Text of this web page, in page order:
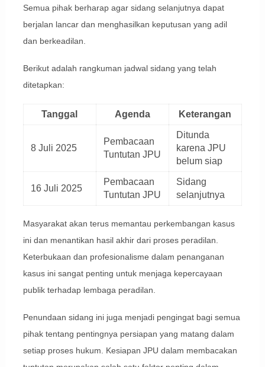
Semua pihak berharap agar sidang selanjutnya dapat
berjalan lancar dan menghasilkan keputusan yang adil
dan berkeadilan.
Berikut adalah rangkuman jadwal sidang yang telah
ditetapkan:
Tanggal Agenda Keterangan
8 Juli 2025
Pembacaan
Tuntutan JPU
Ditunda
karena JPU
belum siap
16 Juli 2025
Pembacaan
Tuntutan JPU
Sidang
selanjutnya
Masyarakat akan terus memantau perkembangan kasus
ini dan menantikan hasil akhir dari proses peradilan.
Keterbukaan dan profesionalisme dalam penanganan
kasus ini sangat penting untuk menjaga kepercayaan
publik terhadap lembaga peradilan.
Penundaan sidang ini juga menjadi pengingat bagi semua
pihak tentang pentingnya persiapan yang matang dalam
setiap proses hukum. Kesiapan JPU dalam membacakan